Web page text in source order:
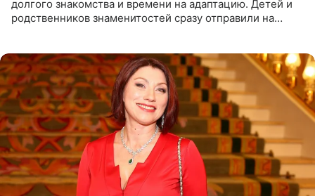
долгого знакомства и времени на адаптацию. Детей и
родственников знаменитостей сразу отправили на